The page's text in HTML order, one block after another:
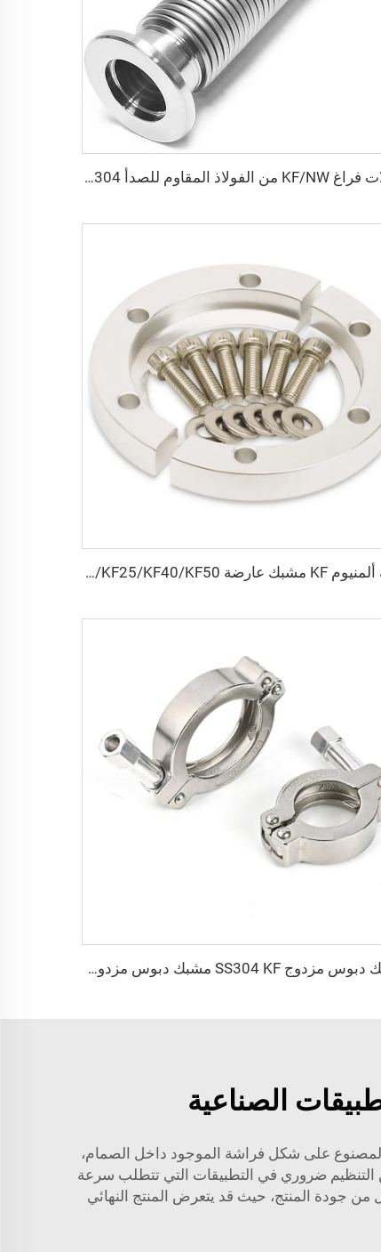
وصلات فراغ KF/NW من الفولاذ المقاوم للصدأ SS304 وSS316L، خرطوم مموج مرن KF16-KF100، أنبوب بيلووز مزور من الفولاذ المقاوم للصدأ، أنبوب لولبي قابل للثني، الطول L يمكن تخصيصه
شفة ألمنيوم KF مشبك عارضة KF16/KF25/KF40/KF50 تركيب مشبك فراغ عالي الجودة NW16/25/40/50 ولأوعية غرف الفراغ عالية الجهد البسيطة
مشبك دبوس مزدوج SS304 KF مشبك دبوس مزدوج فراغي تركيب فراغ من الفولاذ المقاوم للصدأ KF/NW لأشباه الموصلات
الصناعية
المصنوع على شكل فراشة الموجود داخل الصمام،
التنظيم ضروري في التطبيقات التي تتطلب سرعة
من جودة المنتج، حيث قد يتعرض المنتج النهائي